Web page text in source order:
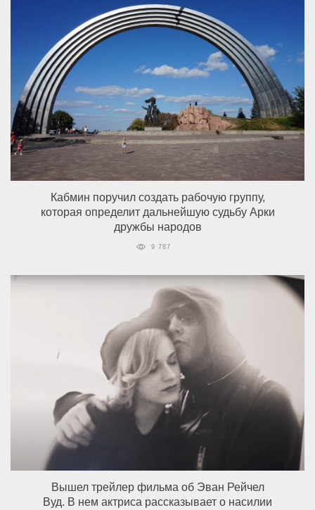
Кабмин поручил создать рабочую группу,
которая определит дальнейшую судьбу Арки
дружбы народов
9 787
Вышел трейлер фильма об Эван Рейчел
Вуд. В нем актриса рассказывает о насилии